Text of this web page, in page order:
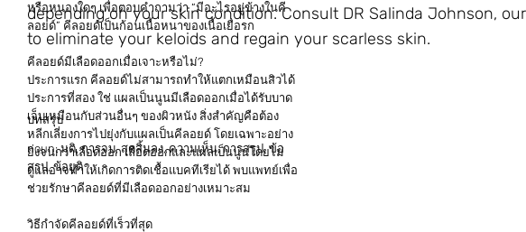
หรือหนองใดๆ เพื่อตอบคำถามว่า “มีอะไรอยู่ข้างในคี
ลอยด์” คีลอยด์เป็นก้อนเนื้อหนาของเนื้อเยื่อรก
คีลอยด์มีเลือดออกเมื่อเจาะหรือไม่?
ประการแรก คีลอยด์ไม่สามารถทำให้แตกเหมือนสิวได้
ประการที่สอง ใช่ แผลเป็นนูนมีเลือดออกเมื่อได้รับบาด
เจ็บเหมือนกับส่วนอื่นๆ ของผิวหนัง สิ่งสำคัญคือต้อง
หลีกเลี่ยงการไปยุ่งกับแผลเป็นคีลอยด์ โดยเฉพาะอย่าง
ยิ่งจนกว่าเลือดออก เลือดออกและแผลเป็นนูนโดยไม่
ดูแลอาจทำให้เกิดการติดเชื้อแบคทีเรียได้ พบแพทย์เพื่อ
ช่วยรักษาคีลอยด์ที่มีเลือดออกอย่างเหมาะสม
วิธีกำจัดคีลอยด์ที่เร็วที่สุด
depending on your skin condition. Consult DR Salinda Johnson,
to eliminate your keloids and regain your scarless skin.
บทสรุป
noun: มติ, การจบ, สุดสิ้นลง, ความเห็น, การสรุป, ข้อ
สรุป, ข้อยุติ